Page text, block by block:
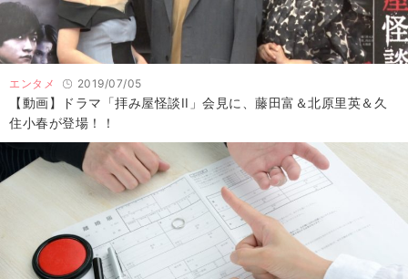
エンタメ 2019/07/05
【動画】ドラマ「拝み屋怪談II」会見に、藤田富＆北原里英＆久
住小春が登場！！